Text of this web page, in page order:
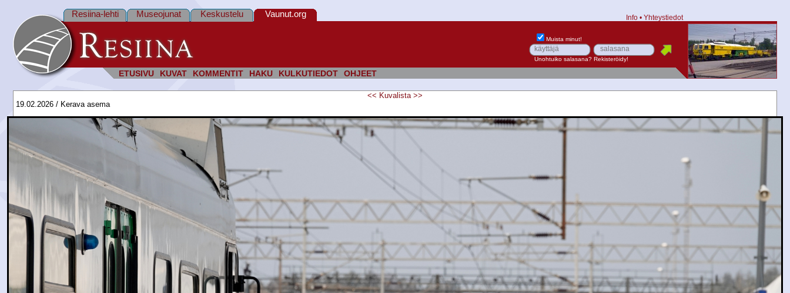
ETUSIVU KUVAT KOMMENTIT HAKU KULKUTIEDOT OHJEET
Resiina-lehti Museojunat Keskustelu Vaunut.org Info • Yhteystiedot
Muista minut!
Unohtuiko salasana? Rekisteröidy!
<< Kuvalista >>
19.02.2026 / Kerava asema